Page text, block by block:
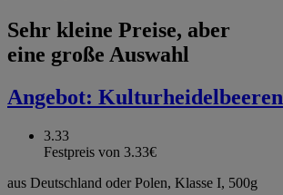
Sehr kleine Preise, aber
eine große Auswahl
Angebot: Kulturheidelbeeren
3.33
Festpreis von 3.33€
aus Deutschland oder Polen, Klasse I, 500g